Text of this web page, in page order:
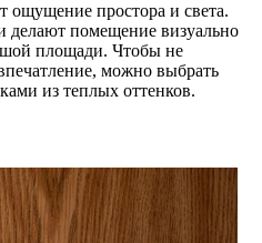
ощущение простора и света.
делают помещение визуально
площади. Чтобы не
можно выбрать
из теплых оттенков.